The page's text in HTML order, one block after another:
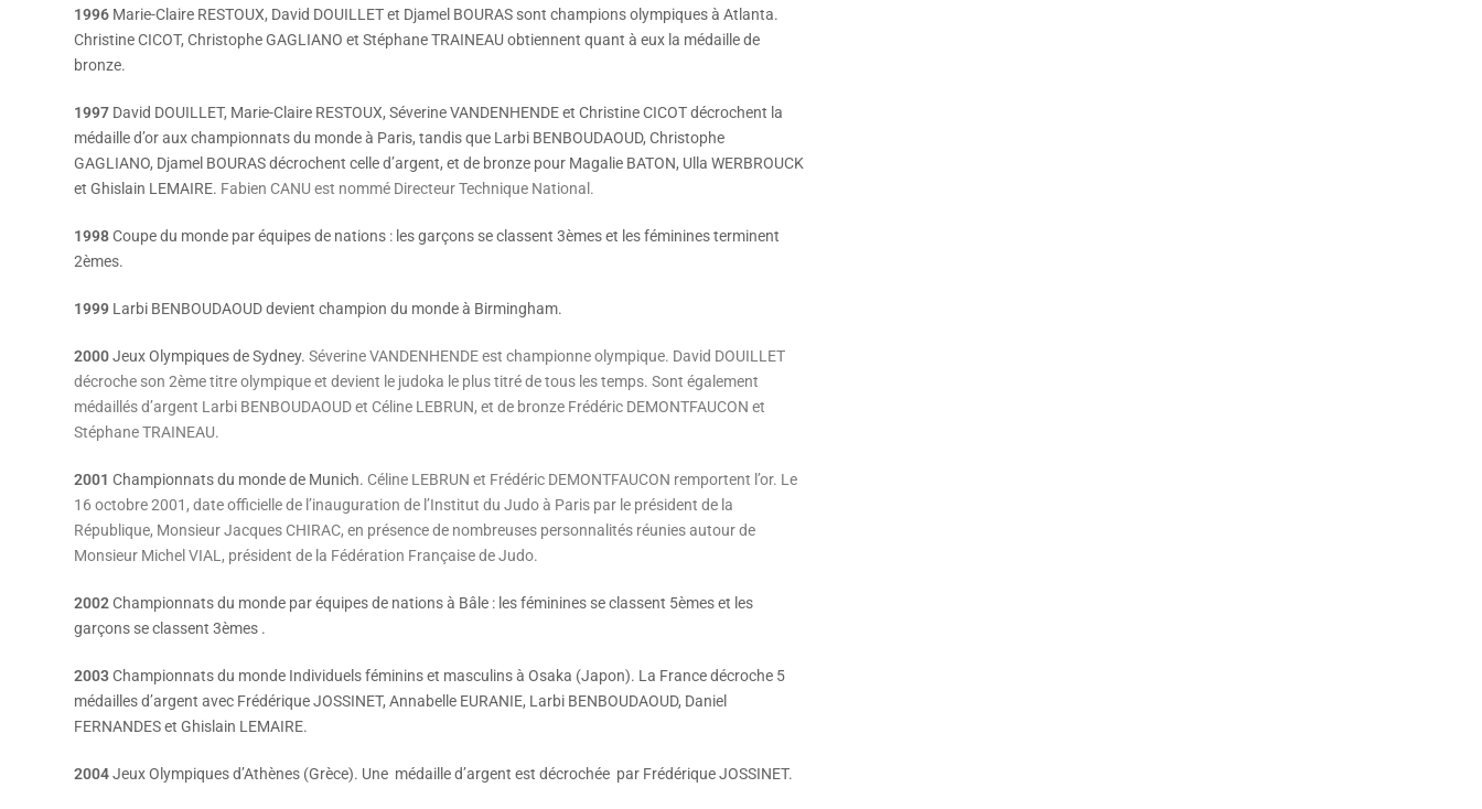
1996 Marie-Claire RESTOUX, David DOUILLET et Djamel BOURAS sont champions olympiques à Atlanta.
Christine CICOT, Christophe GAGLIANO et Stéphane TRAINEAU obtiennent quant à eux la médaille de
bronze.
1997 David DOUILLET, Marie-Claire RESTOUX, Séverine VANDENHENDE et Christine CICOT décrochent la
médaille d’or aux championnats du monde à Paris, tandis que Larbi BENBOUDAOUD, Christophe
GAGLIANO, Djamel BOURAS décrochent celle d’argent, et de bronze pour Magalie BATON, Ulla WERBROUCK
et Ghislain LEMAIRE. Fabien CANU est nommé Directeur Technique National.
1998Coupe du monde par équipes de nations : les garçons se classent 3èmes et les féminines terminent
2èmes.
1999 Larbi BENBOUDAOUD devient champion du monde à Birmingham.
2000Jeux Olympiques de Sydney. Séverine VANDENHENDE est championne olympique. David DOUILLET
décroche son 2ème titre olympique et devient le judoka le plus titré de tous les temps. Sont également
médaillés d’argent Larbi BENBOUDAOUD et Céline LEBRUN, et de bronze Frédéric DEMONTFAUCON et
Stéphane TRAINEAU.
2001 Championnats du monde de Munich. Céline LEBRUN et Frédéric DEMONTFAUCON remportent l’or. Le
16 octobre 2001, date officielle de l’inauguration de l’Institut du Judo à Paris par le président de la
République, Monsieur Jacques CHIRAC, en présence de nombreuses personnalités réunies autour de
Monsieur Michel VIAL, président de la Fédération Française de Judo.
2002Championnats du monde par équipes de nations à Bâle : les féminines se classent 5èmes et les
garçons se classent 3èmes .
2003Championnats du monde Individuels féminins et masculins à Osaka (Japon). La France décroche 5
médailles d’argent avec Frédérique JOSSINET, Annabelle EURANIE, Larbi BENBOUDAOUD, Daniel
FERNANDES et Ghislain LEMAIRE.
2004Jeux Olympiques d’Athènes (Grèce). Une médaille d’argent est décrochée par Frédérique JOSSINET.